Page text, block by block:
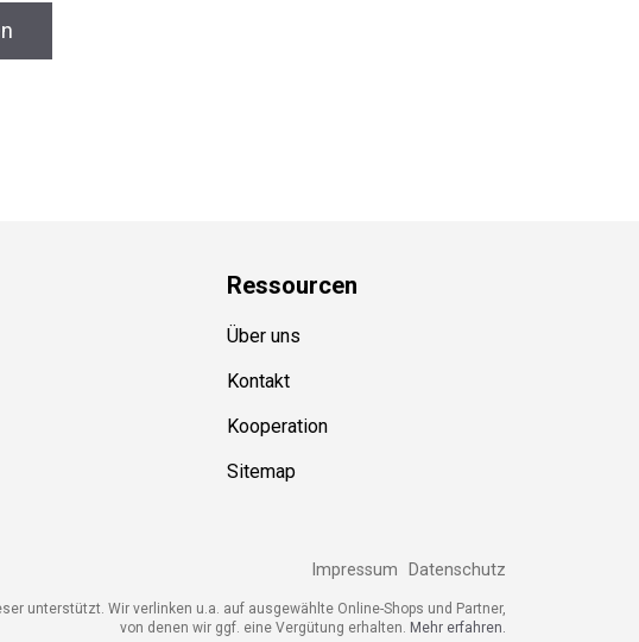
Ressourcen
Über uns
Kontakt
Kooperation
Sitemap
Impressum Datenschutz
unterstützt. Wir verlinken u.a. auf ausgewählte Online-Shops und Partner,
von denen wir ggf. eine Vergütung erhalten. Mehr erfahren.